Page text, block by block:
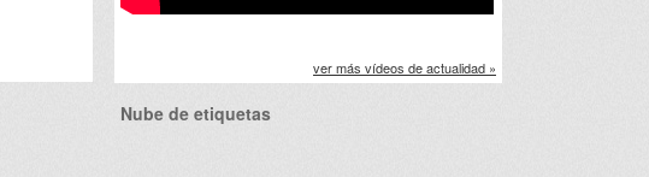
ver más vídeos de actualidad »
Nube de etiquetas